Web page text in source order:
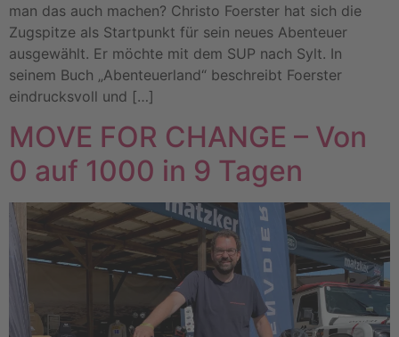
man das auch machen? Christo Foerster hat sich die
Zugspitze als Startpunkt für sein neues Abenteuer
ausgewählt. Er möchte mit dem SUP nach Sylt. In
seinem Buch „Abenteuerland“ beschreibt Foerster
eindrucksvoll und […]
MOVE FOR CHANGE – Von
0 auf 1000 in 9 Tagen